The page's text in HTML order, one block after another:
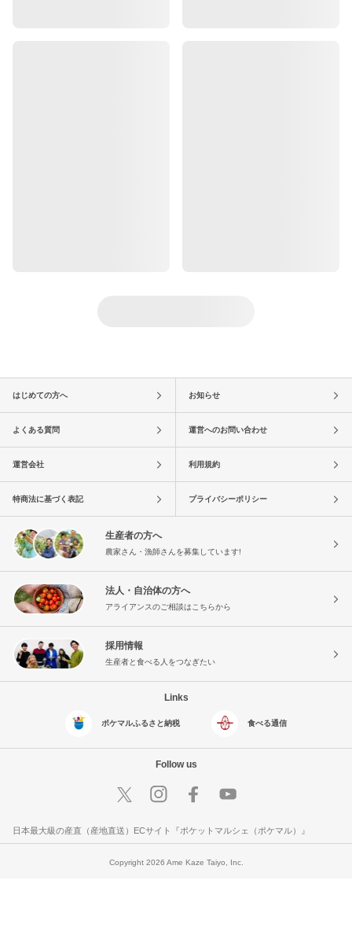
はじめての方へ お知らせ
よくある質問 運営へのお問い合わせ
運営会社 利用規約
特商法に基づく表記 プライバシーポリシー
生産者の方へ
農家さん・漁師さんを募集しています!
法人・自治体の方へ
アライアンスのご相談はこちらから
採用情報
生産者と食べる人をつなぎたい
Links
ポケマルふるさと納税 食べる通信
Follow us
日本最大級の産直（産地直送）ECサイト『ポケットマルシェ（ポケマル）』
Copyright 2026 Ame Kaze Taiyo, Inc.